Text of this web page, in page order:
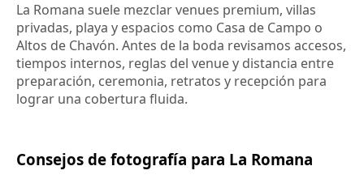
La Romana suele mezclar venues premium, villas
privadas, playa y espacios como Casa de Campo o
Altos de Chavón. Antes de la boda revisamos accesos,
tiempos internos, reglas del venue y distancia entre
preparación, ceremonia, retratos y recepción para
lograr una cobertura fluida.
Consejos de fotografía para La Romana